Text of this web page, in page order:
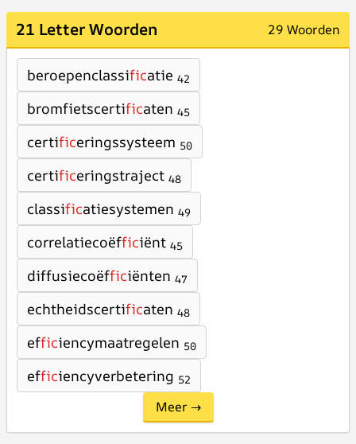
21 Letter Woorden 29 Woorden
beroepenclassificatie 42
bromfietscertificaten 45
certificeringssysteem 50
certificeringstraject 48
classificatiesystemen 49
correlatiecoëfficiënt 45
diffusiecoëfficiënten 47
echtheidscertificaten 48
efficiencymaatregelen 50
efficiencyverbetering 52
Meer →